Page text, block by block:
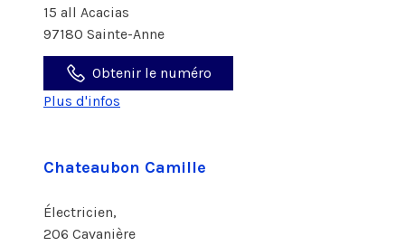
15 all Acacias
97180 Sainte-Anne
Obtenir le numéro
Plus d'infos
Chateaubon Camille
Électricien,
206 Cavanière